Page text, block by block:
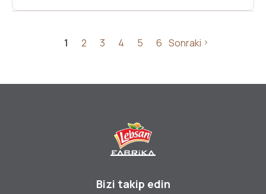
1 2 3 4 5 6 Sonraki
Bizi takip edin